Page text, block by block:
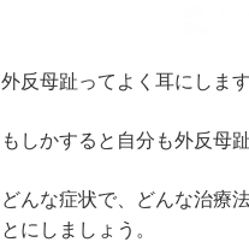
外反母趾ってよく耳にしま
もしかすると自分も外反母
どんな症状で、どんな治療
とにしましょう。